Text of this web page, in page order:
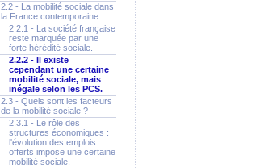
2.2 - La mobilité sociale dans
la France contemporaine.
2.2.1 - La société française
reste marquée par une
forte hérédité sociale.
2.2.2 - Il existe
cependant une certaine
mobilité sociale, mais
inégale selon les PCS.
2.3 - Quels sont les facteurs
de la mobilité sociale ?
2.3.1 - Le rôle des
structures économiques :
l'évolution des emplois
offerts impose une certaine
mobilité sociale.